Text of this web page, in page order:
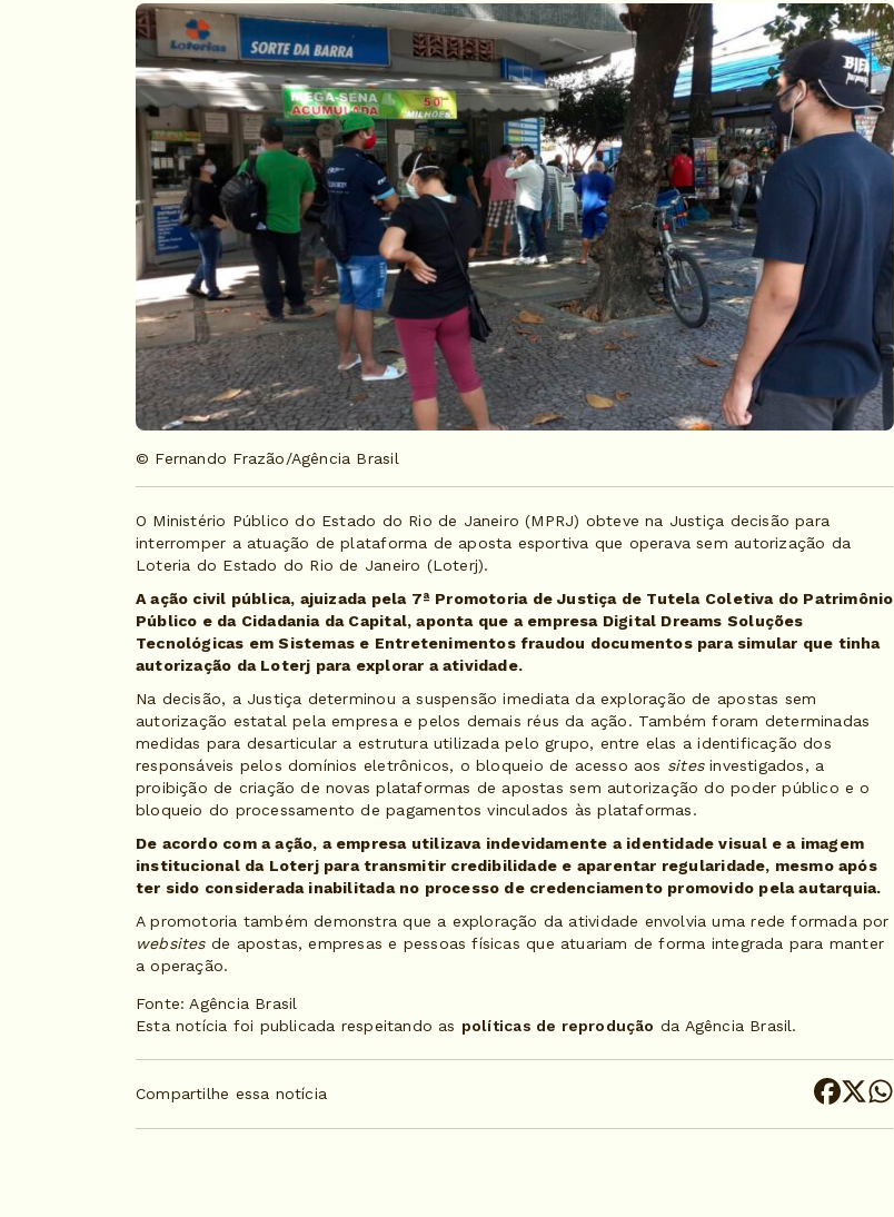
© Fernando Frazão/Agência Brasil
O Ministério Público do Estado do Rio de Janeiro (MPRJ) obteve na Justiça decisão para
interromper a atuação de plataforma de aposta esportiva que operava sem autorização da
Loteria do Estado do Rio de Janeiro (Loterj).
A ação civil pública, ajuizada pela 7ª Promotoria de Justiça de Tutela Coletiva do Patrimônio
Público e da Cidadania da Capital, aponta que a empresa Digital Dreams Soluções
Tecnológicas em Sistemas e Entretenimentos fraudou documentos para simular que tinha
autorização da Loterj para explorar a atividade.
Na decisão, a Justiça determinou a suspensão imediata da exploração de apostas sem
autorização estatal pela empresa e pelos demais réus da ação. Também foram determinadas
medidas para desarticular a estrutura utilizada pelo grupo, entre elas a identificação dos
responsáveis pelos domínios eletrônicos, o bloqueio de acesso aos sitesinvestigados, a
proibição de criação de novas plataformas de apostas sem autorização do poder público e o
bloqueio do processamento de pagamentos vinculados às plataformas.
De acordo com a ação, a empresa utilizava indevidamente a identidade visual e a imagem
institucional da Loterj para transmitir credibilidade e aparentar regularidade, mesmo após
ter sido considerada inabilitada no processo de credenciamento promovido pela autarquia.
A promotoria também demonstra que a exploração da atividade envolvia uma rede formada por
websitesde apostas, empresas e pessoas físicas que atuariam de forma integrada para manter
a operação.
Fonte: Agência Brasil
Esta notícia foi publicada respeitando as políticas de reprodução da Agência Brasil.
Compartilhe essa notícia